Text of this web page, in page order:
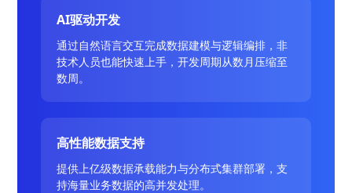
AI驱动开发
通过自然语言交互完成数据建模与逻辑编排，非
技术人员也能快速上手，开发周期从数月压缩至
数周。
高性能数据支持
提供上亿级数据承载能力与分布式集群部署，支
持海量业务数据的高并发处理。